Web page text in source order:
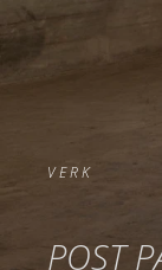
V E R K
POST